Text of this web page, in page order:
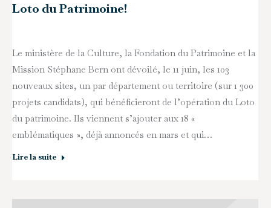
Loto du Patrimoine!
Le ministère de la Culture, la Fondation du Patrimoine et la
Mission Stéphane Bern ont dévoilé, le 11 juin, les 103
nouveaux sites, un par département ou territoire (sur 1 300
projets candidats), qui bénéficieront de l’opération du Loto
du patrimoine. Ils viennent s’ajouter aux 18 «
emblématiques », déjà annoncés en mars et qui…
Lire la suite